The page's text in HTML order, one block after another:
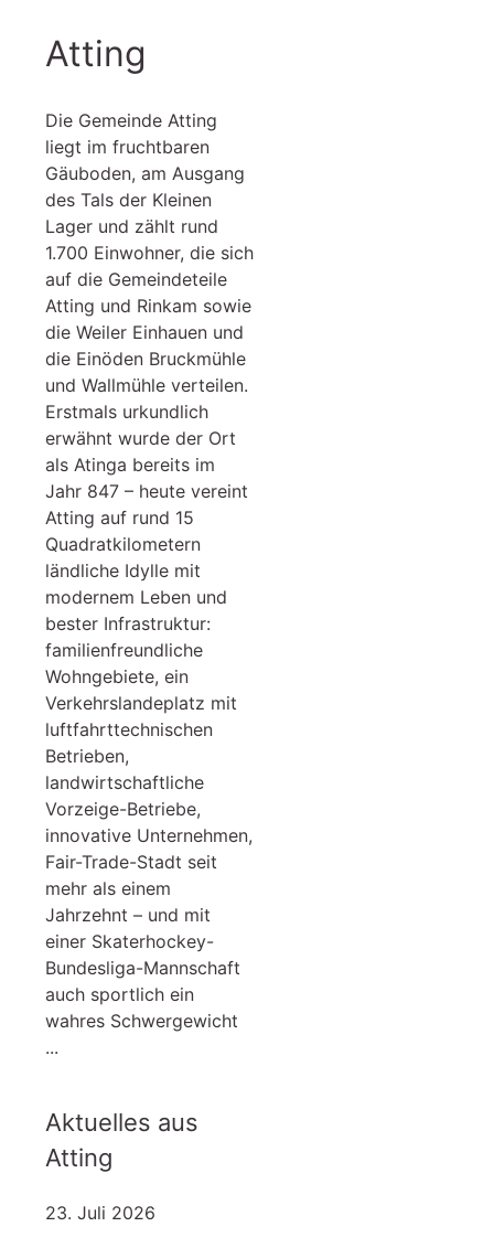
Atting
Die Gemeinde Atting
liegt im fruchtbaren
Gäuboden, am Ausgang
des Tals der Kleinen
Lager und zählt rund
1.700 Einwohner, die sich
auf die Gemeindeteile
Atting und Rinkam sowie
die Weiler Einhauen und
die Einöden Bruckmühle
und Wallmühle verteilen.
Erstmals urkundlich
erwähnt wurde der Ort
als Atinga bereits im
Jahr 847 – heute vereint
Atting auf rund 15
Quadratkilometern
ländliche Idylle mit
modernem Leben und
bester Infrastruktur:
familienfreundliche
Wohngebiete, ein
Verkehrslandeplatz mit
luftfahrttechnischen
Betrieben,
landwirtschaftliche
Vorzeige-Betriebe,
innovative Unternehmen,
Fair-Trade-Stadt seit
mehr als einem
Jahrzehnt – und mit
einer Skaterhockey-
Bundesliga-Mannschaft
auch sportlich ein
wahres Schwergewicht
...
Aktuelles aus
Atting
23. Juli 2026